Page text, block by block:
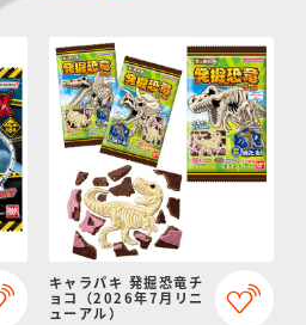
キャラパキ 発掘恐竜チ
ョコ（2026年7月リニ
ューアル）